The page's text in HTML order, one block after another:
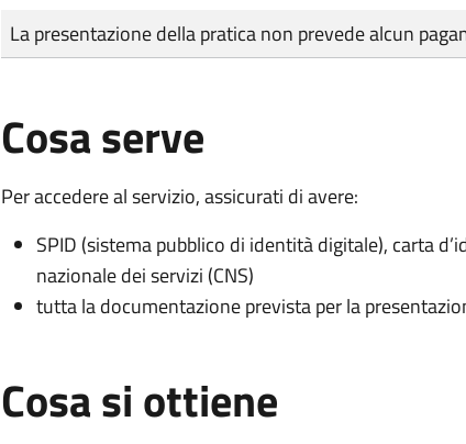
Tipo di pagamento
Importo
La presentazione della pratica non prevede alcun
Cosa serve
Per accedere al servizio, assicurati di avere:
SPID (sistema pubblico di identità digitale), carta
nazionale dei servizi (CNS)
tutta la documentazione prevista per la
Cosa si ottiene